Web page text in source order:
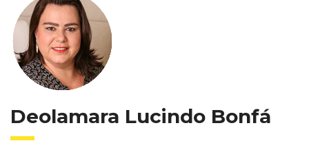
Deolamara Lucindo Bonfá